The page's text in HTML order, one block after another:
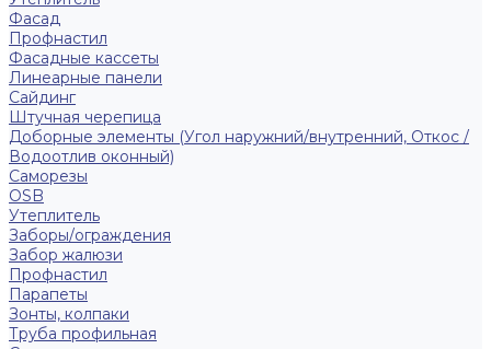
Фасад
Профнастил
Фасадные кассеты
Линеарные панели
Сайдинг
Штучная черепица
Доборные элементы (Угол наружний/внутренний, Откос /
Водоотлив оконный)
Саморезы
OSB
Утеплитель
Заборы/ограждения
Забор жалюзи
Профнастил
Парапеты
Зонты, колпаки
Труба профильная